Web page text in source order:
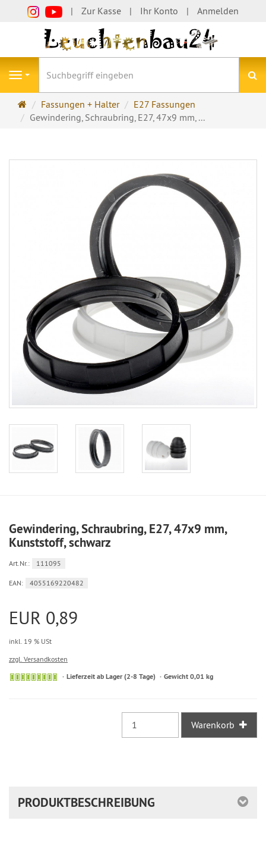
Zur Kasse Ihr Konto Anmelden
Navigation
Startseite
Fassungen + Halter
E27 Fassungen
Gewindering, Schraubring, E27, 47x9 mm, ...
Gewindering, Schraubring, E27, 47x9 mm,
Kunststoff, schwarz
Art.Nr.: 111095
EAN: 4055169220482
EUR 0,89
inkl. 19 % USt
zzgl. Versandkosten
Sofort
Lieferzeit ab Lager (2-8 Tage) Gewicht 0,01 kg
Warenkorb
PRODUKTBESCHREIBUNG